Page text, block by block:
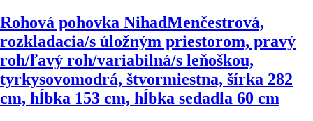
Rohová pohovka NihadMenčestrová,
rozkladacia/s úložným priestorom, pravý
roh/ľavý roh/variabilná/s leňoškou,
tyrkysovomodrá, štvormiestna, šírka 282
cm, hĺbka 153 cm, hĺbka sedadla 60 cm